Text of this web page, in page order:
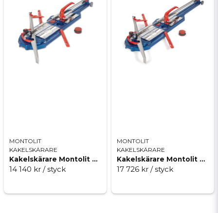
MONTOLIT
KAKELSKÄRARE
Kakelskärare Montolit MP 131P5 Italica
14 140 kr / styck
MONTOLIT
KAKELSKÄRARE
Kakelskärare Montolit MP 161P5 Italica
17 726 kr / styck